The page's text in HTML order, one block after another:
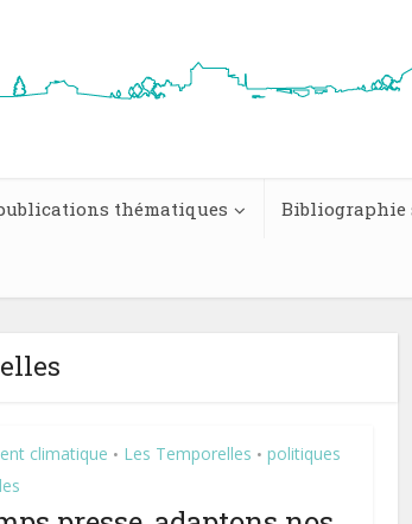
thématiques Bibliographie
climatique • Les Temporelles • politiques